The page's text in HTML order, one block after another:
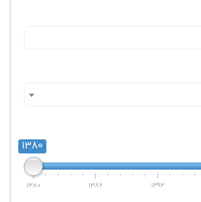
1380
1380 1386 1393